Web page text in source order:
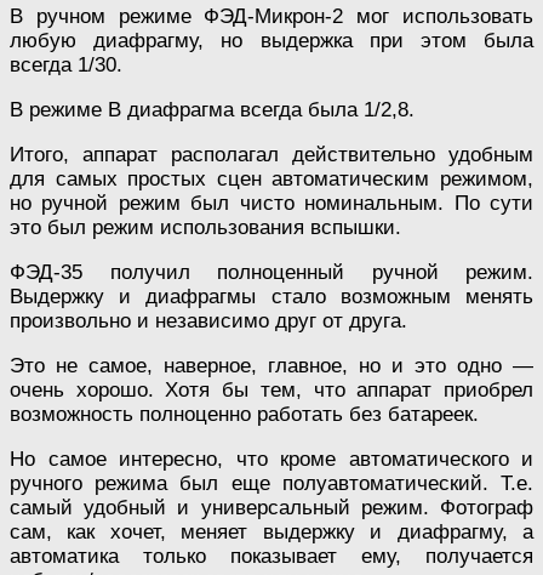
В ручном режиме ФЭД-Микрон-2 мог использовать
любую диафрагму, но выдержка при этом была
всегда 1/30.
В режиме В диафрагма всегда была 1/2,8.
Итого, аппарат располагал действительно удобным
для самых простых сцен автоматическим режимом,
но ручной режим был чисто номинальным. По сути
это был режим использования вспышки.
ФЭД-35 получил полноценный ручной режим.
Выдержку и диафрагмы стало возможным менять
произвольно и независимо друг от друга.
Это не самое, наверное, главное, но и это одно —
очень хорошо. Хотя бы тем, что аппарат приобрел
возможность полноценно работать без батареек.
Но самое интересно, что кроме автоматического и
ручного режима был еще полуавтоматический. Т.е.
самый удобный и универсальный режим. Фотограф
сам, как хочет, меняет выдержку и диафрагму, а
автоматика только показывает ему, получается